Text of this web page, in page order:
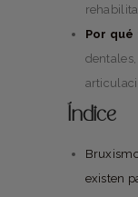
Por
Índice
existen